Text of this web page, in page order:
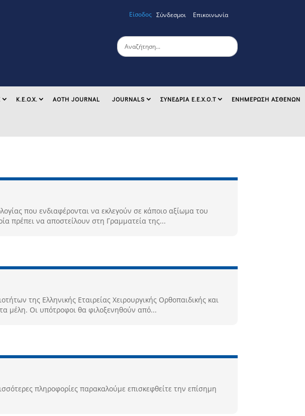
Είσοδος Σύνδεσμοι Επικοινωνία
K.E.O.X. AOTH JOURNAL JOURNALS ΣΥΝΕΔΡΙΑ Ε.Ε.Χ.Ο.Τ ΕΝΗΜΕΡΩΣΗ ΑΣΘΕΝΩΝ
που ενδιαφέρονται να εκλεγούν σε κάποιο αξίωμα του
πρέπει να αποστείλουν στη Γραμματεία της...
της Ελληνικής Εταιρείας Χειρουργικής Ορθοπαιδικής και
μέλη. Οι υπότροφοι θα φιλοξενηθούν από...
πληροφορίες παρακαλούμε επισκεφθείτε την επίσημη